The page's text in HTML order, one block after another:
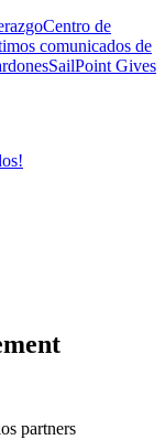
Centro de
comunicados de
SailPoint Gives
partners